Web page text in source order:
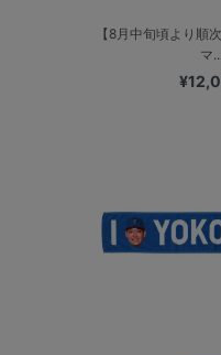
【8月中旬頃より順
マ